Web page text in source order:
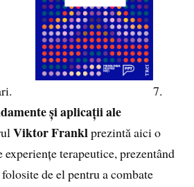
7.
și aplicații ale
Viktor Franklprezintă aici o
terapeutice, prezentând
de el pentru a combate